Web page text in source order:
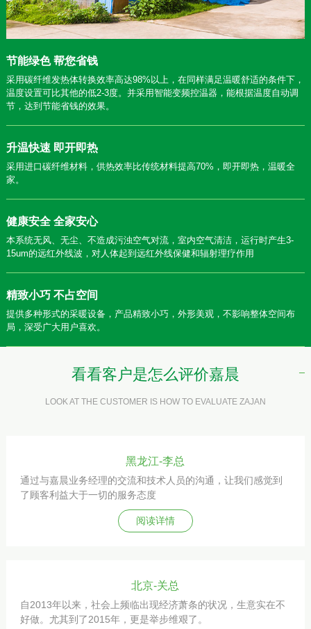
节能绿色 帮您省钱
采用碳纤维发热体转换效率高达98%以上，在同样满足温暖舒适的条件下，
温度设置可比其他的低2-3度。并采用智能变频控温器，能根据温度自动调
节，达到节能省钱的效果。
升温快速 即开即热
采用进口碳纤维材料，供热效率比传统材料提高70%，即开即热，温暖全
家。
健康安全 全家安心
本系统无风、无尘、不造成污浊空气对流，室内空气清洁，运行时产生3-
15um的远红外线波，对人体起到远红外线保健和辐射理疗作用
精致小巧 不占空间
提供多种形式的采暖设备，产品精致小巧，外形美观，不影响整体空间布
局，深受广大用户喜欢。
看看客户是怎么评价嘉晨
LOOK AT THE CUSTOMER IS HOW TO EVALUATE ZAJAN
黑龙江-李总
通过与嘉晨业务经理的交流和技术人员的沟通，让我们感觉到
了顾客利益大于一切的服务态度
阅读详情
北京-关总
自2013年以来，社会上频临出现经济萧条的状况，生意实在不
好做。尤其到了2015年，更是举步维艰了。